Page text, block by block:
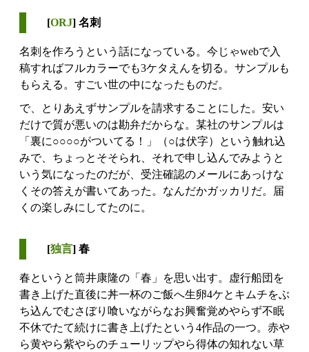
[ORJ] 名刺
名刺を作ろうという話になっている。今じゃwebで入
稿すればフルカラーでも3ケタえんを切る。サンプルも
もらえる。すごい世の中になったものだ。
で、とりあえずサンプルを請求することにした。安い
だけで質が悪いのは勘弁だからな。某社のサンプルは
「裏に○○○○がついてる！」（○は伏字）という触れ込
みで、ちょっとそそられ、それで申し込んでみようと
いう気になったのだが、受注確認のメールにあっけな
くその答えが書いてあった。なんだかガッカリだ。届
くの楽しみにしてたのに。
[独言] 春
春というと筒井康隆の「春」を思い出す。虚行船団を
書き上げた直後に丼一杯のご飯へ生卵4ケとキムチをぶ
ち込んでむさぼり喰いながらなお興奮覚めやらず不眠
不休でたて続けに書き上げたという4作品の一つ。赤や
ら黄やら紫やらのチューリップやら得体の知れない草